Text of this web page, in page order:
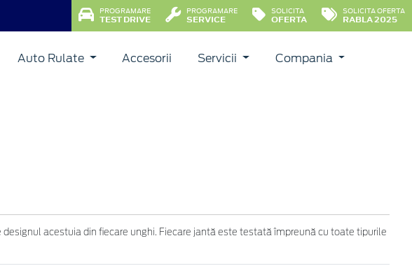
PROGRAMARE
TEST DRIVE
PROGRAMARE
SERVICE
SOLICITA
OFERTA
SOLICITA OFERTA
RABLA 2025
Auto Rulate Accesorii Servicii Compania
acestuia din fiecare unghi. Fiecare jantă este testată împreună cu toate tipurile